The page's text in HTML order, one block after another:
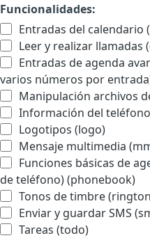
Funcionalidades:
Entradas del calendario
Leer y realizar llamadas
Entradas de agenda
varios números por
Manipulación archivos
Información del
Logotipos (logo)
Mensaje multimedia
Funciones básicas de
de teléfono) (phonebook)
Tonos de timbre
Enviar y guardar SMS
Tareas (todo)